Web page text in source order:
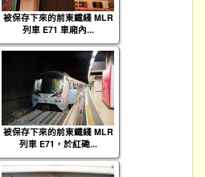
被保存下來的前東鐵綫 MLR
列車 E71 車廂內...
被保存下來的前東鐵綫 MLR
列車 E71，於紅磡...